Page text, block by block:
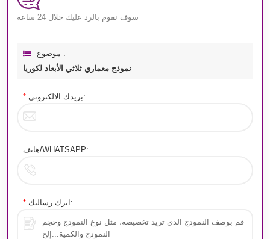
سوف نقوم بالرد عليك خلال 24 ساعة
موضوع :
نموذج معماري ثلاثي الأبعاد لكوريا
* بريدك الالكتروني:
هاتف/WHATSAPP:
* اترك رسالتك: